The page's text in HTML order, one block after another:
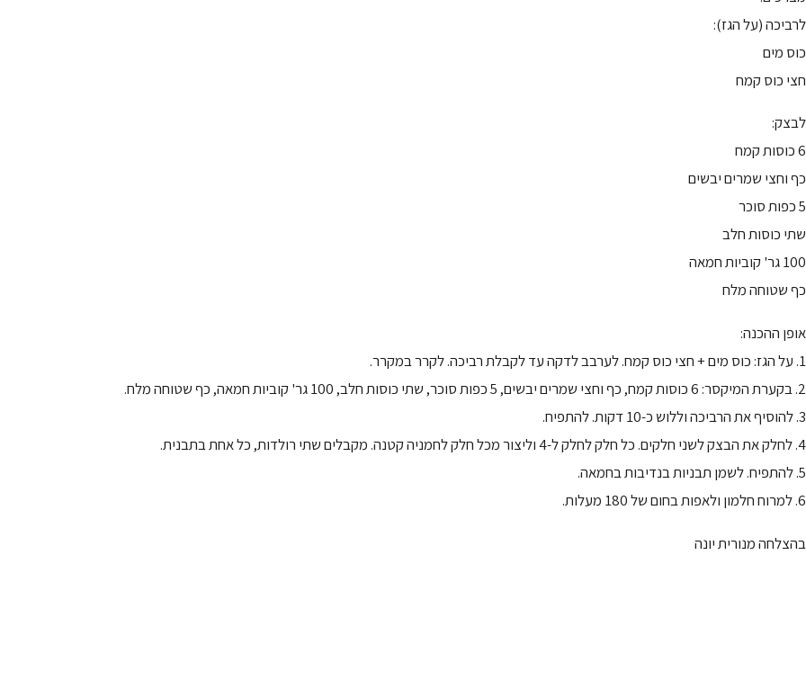
לרביכה (על הגז):
כוס מים
חצי כוס קמח
לבצק:
6 כוסות קמח
כף וחצי שמרים יבשים
5 כפות סוכר
שתי כוסות חלב
100 גר' קוביות חמאה
כף שטוחה מלח
אופן ההכנה:
1. על הגז: כוס מים + חצי כוס קמח. לערבב לדקה עד לקבלת רביכה. לקרר במקרר.
2. בקערת המיקסר: 6 כוסות קמח, כף וחצי שמרים יבשים, 5 כפות סוכר, שתי כוסות חלב, 100 גר' קוביות חמאה, כף שטוחה מלח.
3. להוסיף את הרביכה וללוש כ-10 דקות. להתפיח.
4. לחלק את הבצק לשני חלקים. כל חלק לחלק ל-4 וליצור מכל חלק לחמניה קטנה. מקבלים שתי רולדות, כל אחת בתבנית.
5. להתפיח. לשמן תבניות בנדיבות בחמאה.
6. למרוח חלמון ולאפות בחום של 180 מעלות.
בהצלחה מנורית יונה